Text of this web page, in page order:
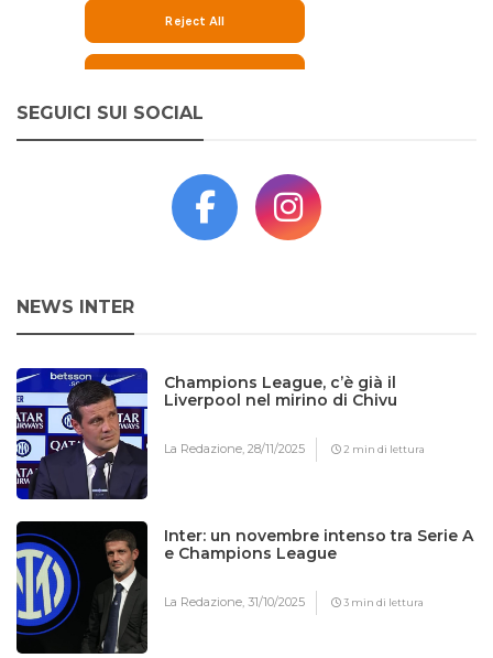
SEGUICI SUI SOCIAL
NEWS INTER
Champions League, c’è già il
Liverpool nel mirino di Chivu
La Redazione,28/11/2025 2 min di lettura
Inter: un novembre intenso tra Serie A
e Champions League
La Redazione,31/10/2025 3 min di lettura